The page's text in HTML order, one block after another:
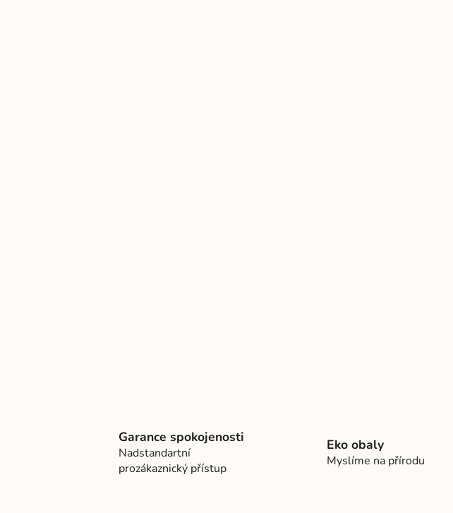
Garance spokojenosti
Nadstandartní
prozákaznický přístup
Eko obaly
Myslíme na přírodu